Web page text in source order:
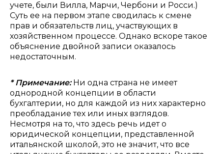
учете, были Вилла, Марчи, Чербони и Росси.)
Суть ее на первом этапе сводилась к смене
прав и обязательств лиц, участвующих в
хозяйственном процессе. Однако вскоре такое
объяснение двойной записи оказалось
недостаточным.
* Примечание: Ни одна страна не имеет
однородной концепции в области
бухгалтерии, но для каждой из них характерно
преобладание тех или иных взглядов.
Несмотря на то, что здесь речь идет о
юридической концепции, представленной
итальянской школой, это не значит, что все